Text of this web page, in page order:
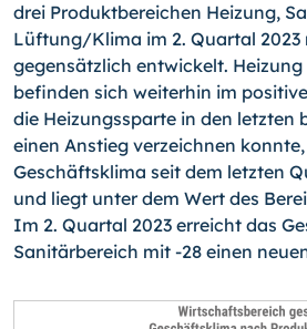
drei Produktbereichen Heizung,
Lüftung/Klima im 2. Quartal 2023
gegensätzlich entwickelt.
befinden sich weiterhin im
die Heizungssparte in den letzten
einen Anstieg verzeichnen
Geschäftsklima seit dem letzten
und liegt unter dem Wert des
Im 2. Quartal 2023 erreicht das
Sanitärbereich mit -28 einen